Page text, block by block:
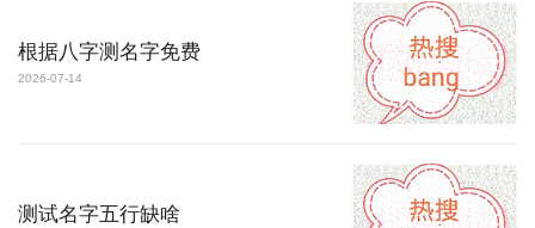
根据八字测名字免费
2026-07-14
测试名字五行缺啥